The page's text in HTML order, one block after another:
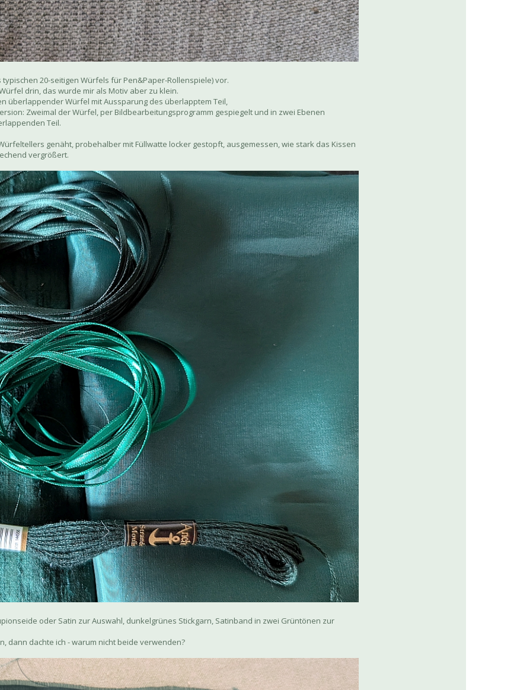
20-seitigen Würfels für Pen&Paper-Rollenspiele) vor.
drin, das wurde mir als Motiv aber zu klein.
überlappender Würfel mit Aussparung des überlapptem Teil,
Zweimal der Würfel, per Bildbearbeitungsprogramm gespiegelt und in zwei Ebenen
Teil.
genäht, probehalber mit Füllwatte locker gestopft, ausgemessen, wie stark das Kissen
vergrößert.
oder Satin zur Auswahl, dunkelgrünes Stickgarn, Satinband in zwei Grüntönen zur
dann dachte ich - warum nicht beide verwenden?